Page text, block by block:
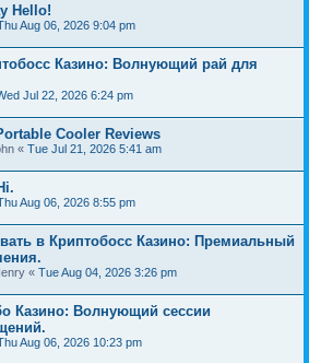
Hello!
Aug 06, 2026 9:04 pm
Казино: Волнующий рай для
Jul 22, 2026 6:24 pm
Cooler Reviews
« Tue Jul 21, 2026 5:41 am
Aug 06, 2026 8:55 pm
в Криптобосс Казино: Премиальный
« Tue Aug 04, 2026 3:26 pm
Казино: Волнующий сессии
Aug 06, 2026 10:23 pm